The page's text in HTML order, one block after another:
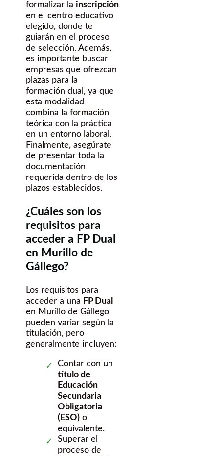
formalizar la inscripción
en el centro educativo
elegido, donde te
guiarán en el proceso
de selección. Además,
es importante buscar
empresas que ofrezcan
plazas para la
formación dual, ya que
esta modalidad
combina la formación
teórica con la práctica
en un entorno laboral.
Finalmente, asegúrate
de presentar toda la
documentación
requerida dentro de los
plazos establecidos.
¿Cuáles son los
requisitos para
acceder a FP Dual
en Murillo de
Gállego?
Los requisitos para
acceder a una FP Dual
en Murillo de Gállego
pueden variar según la
titulación, pero
generalmente incluyen:
Contar con un
título de
Educación
Secundaria
Obligatoria
(ESO) o
equivalente.
Superar el
proceso de